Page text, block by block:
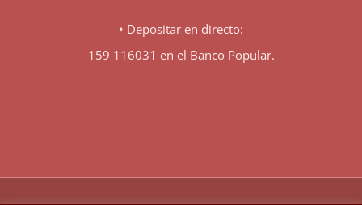
• Depositar en directo:
159 116031 en el Banco Popular.